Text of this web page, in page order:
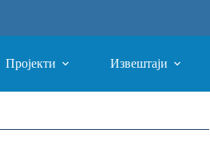
Пројекти Извештаји